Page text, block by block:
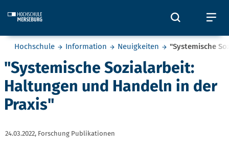
Öffnet
Sie befinden sich hier:
Hochschule Information Neuigkeiten "Systemische
"Systemische Sozialarbeit:
Haltungen und Handeln in der
Praxis"
24.03.2022, Forschung Publikationen